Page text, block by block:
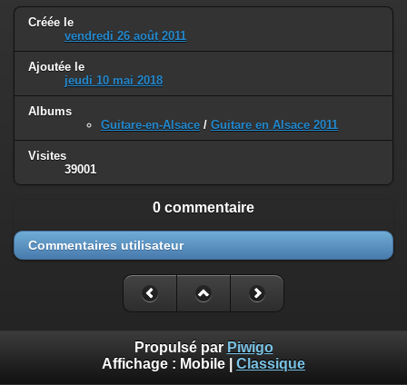
Créée le
vendredi 26 août 2011
Ajoutée le
jeudi 10 mai 2018
Albums
Guitare-en-Alsace / Guitare en Alsace 2011
Visites
39001
0 commentaire
Commentaires utilisateur
Propulsé par Piwigo
Affichage : Mobile Classique